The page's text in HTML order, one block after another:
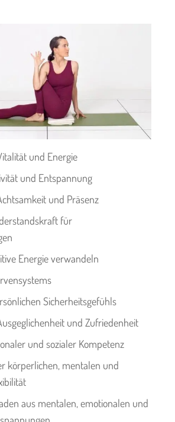
und Energie
und Entspannung
und Präsenz
für
Energie verwandeln
Sicherheitsgefühls
und Zufriedenheit
und sozialer Kompetenz
körperlichen, mentalen und
aus mentalen, emotionalen und